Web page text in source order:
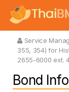
Service
355, 354) for
2655-6000 ext.
Bond